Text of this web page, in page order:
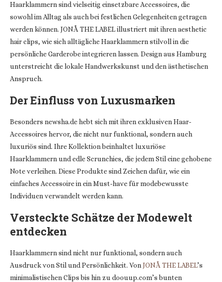
Haarklammern sind vielseitig einsetzbare Accessoires, die
sowohl im Alltag als auch bei festlichen Gelegenheiten getragen
werden können. JONÅ THE LABELillustriert mit ihrenaesthetic
hair clips, wie sich alltägliche Haarklammern stilvoll in die
persönliche Garderobe integrieren lassen. Design aus Hamburg
unterstreicht die lokale Handwerkskunst und den ästhetischen
Anspruch.
Der Einfluss von Luxusmarken
Besonders newsha.dehebt sich mit ihren exklusiven Haar-
Accessoires hervor, die nicht nur funktional, sondern auch
luxuriös sind. Ihre Kollektion beinhaltet luxuriöse
Haarklammern und edle Scrunchies, die jedem Stil eine gehobene
Note verleihen. Diese Produkte sind Zeichen dafür, wie ein
einfaches Accessoire in ein Must-have für modebewusste
Individuen verwandelt werden kann.
Versteckte Schätze der Modewelt
entdecken
Haarklammern sind nicht nur funktional, sondern auch
Ausdruck von Stil und Persönlichkeit. VonJONÅ THE LABEL’s
minimalistischen Clips bis hin zu doouup.com’s bunten